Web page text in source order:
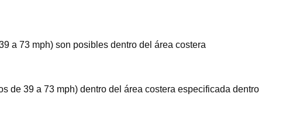
a 73 mph) son posibles dentro del área costera
de 39 a 73 mph) dentro del área costera especificada dentro